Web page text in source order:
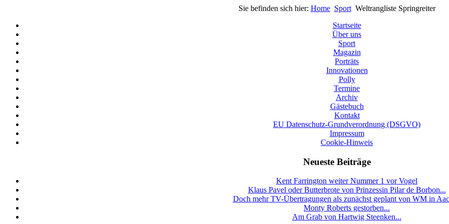
Sie befinden sich hier: Home Sport Weltrangliste Springreiter
Startseite
Über uns
Sport
Magazin
Porträts
Innovationen
Polly
Termine
Archiv
Gästebuch
Kontakt
EU Datenschutz-Grundverordnung (DSGVO)
Impressum
Cookie-Hinweis
Neueste Beiträge
Kent Farrington weiter Nummer 1 vor Vogel
Klaus Pavel oder Butterbrote von Prinzessin Pilar de Borbon...
Doch mehr TV-Übertragungen als zunächst geplant von WM in
Monty Roberts gestorben...
Am Grab von Hartwig Steenken...